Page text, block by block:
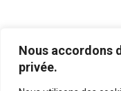
Nous accordons
privée.